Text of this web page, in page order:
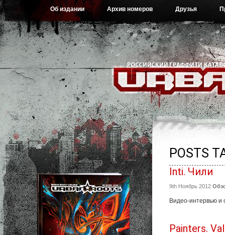
Об издании Архив номеров Друзья
POSTS
Inti. Чили
9th Ноябрь 2012
Видео-интервью и
Painters.